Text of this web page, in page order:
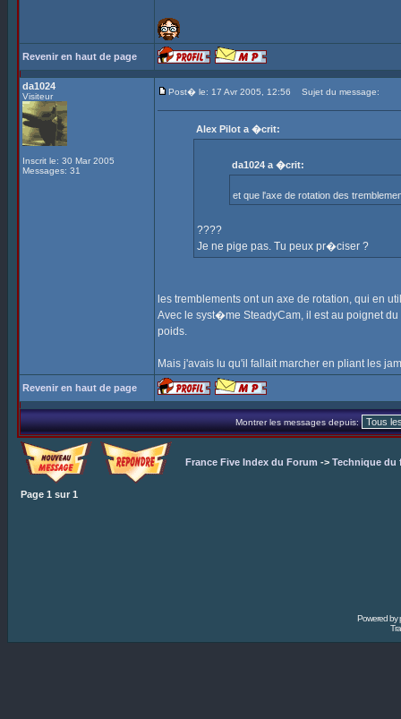
Revenir en haut de page
da1024
Visiteur
Inscrit le: 30 Mar 2005
Messages: 31
Post� le: 17 Avr 2005, 12:56 Sujet du message:
Alex Pilot a �crit:
da1024 a �crit:
et que l'axe de rotation des
????
Je ne pige pas. Tu peux pr�ciser ?
les tremblements ont un axe de rotation, qui en
Avec le syst�me SteadyCam, il est au poignet
poids.
Mais j'avais lu qu'il fallait marcher en pliant les
Revenir en haut de page
Montrer les messages depuis:
France Five Index du Forum -> Technique du
Page 1 sur 1
Powered by